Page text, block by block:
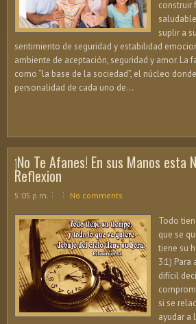
construir
suplir a
sentimiento de seguridad y estabilidad
ambiente de aceptación, seguridad y amor. La
como “la base de la sociedad”, el núcleo
personalidad de cada uno de...
¡No Te Afanes! En sus Manos esta
Reflexion
5:05 p.m. No comments
Todo
que se
tiene su
3:1) Para
difícil
si se
ayudar a